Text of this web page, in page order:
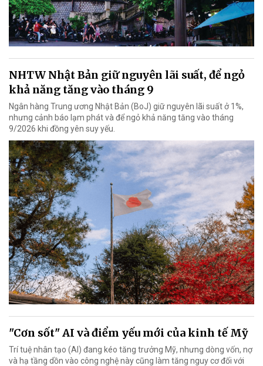
NHTW Nhật Bản giữ nguyên lãi suất, để ngỏ
khả năng tăng vào tháng 9
Ngân hàng Trung ương Nhật Bản (BoJ) giữ nguyên lãi suất ở 1%,
nhưng cảnh báo lạm phát và để ngỏ khả năng tăng vào tháng
9/2026 khi đồng yên suy yếu.
"Cơn sốt" AI và điểm yếu mới của kinh tế Mỹ
Trí tuệ nhân tạo (AI) đang kéo tăng trưởng Mỹ, nhưng dòng vốn, nợ
và hạ tầng dồn vào công nghệ này cũng làm tăng nguy cơ đối với